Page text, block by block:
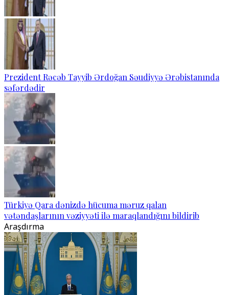
Prezident Rəcəb Tayyib Ərdoğan Səudiyyə Ərəbistanında
səfərdədir
Türkiyə Qara dənizdə hücuma məruz qalan
vətəndaşlarının vəziyyəti ilə maraqlandığını bildirib
Araşdırma